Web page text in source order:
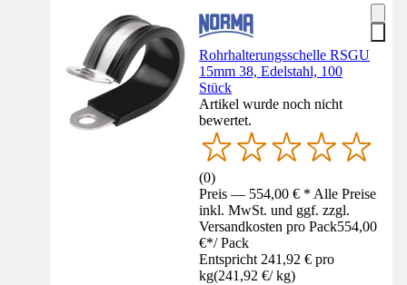
Rohrhalterungsschelle RSGU
15mm 38, Edelstahl, 100
Stück
Artikel wurde noch nicht
bewertet.
(0)
Preis — 554,00 € * Alle Preise
inkl. MwSt. und ggf. zzgl.
Versandkosten pro Pack554,00
€*/ Pack
Entspricht 241,92 € pro
kg(241,92 €/ kg)